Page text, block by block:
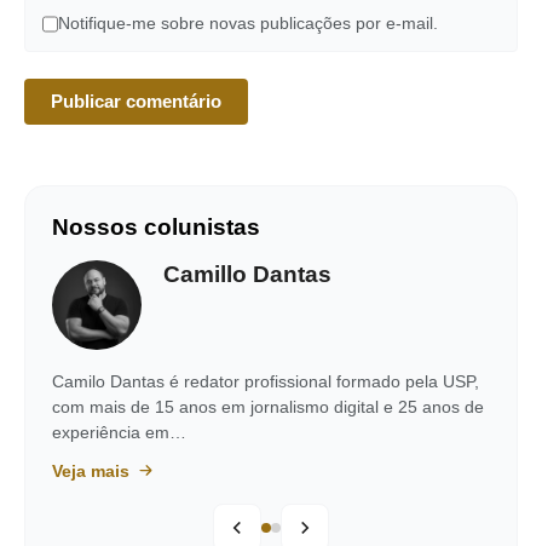
Notifique-me sobre novas publicações por e-mail.
Nossos colunistas
Camillo Dantas
Camilo Dantas é redator profissional formado pela USP,
com mais de 15 anos em jornalismo digital e 25 anos de
experiência em…
Veja mais